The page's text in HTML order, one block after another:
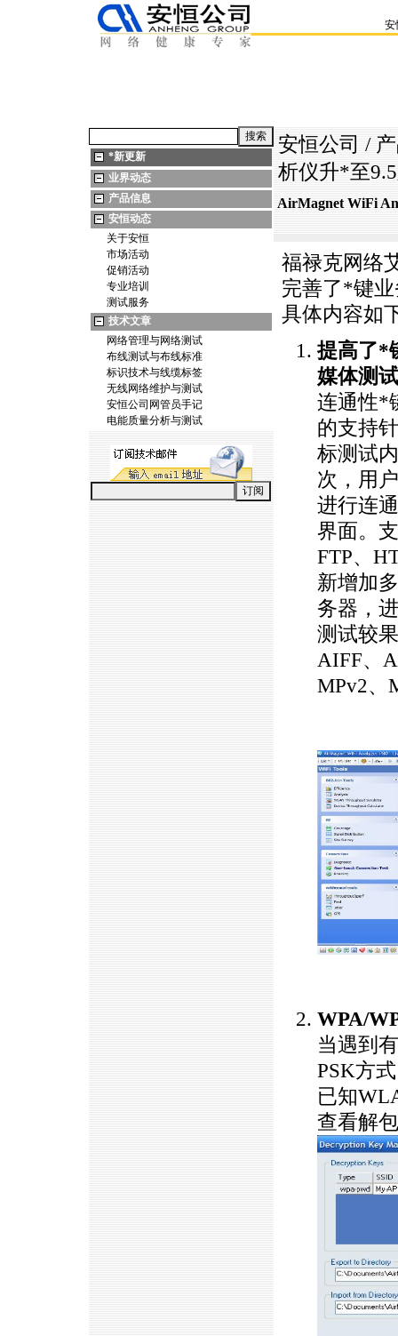
安
*新更新
业界动态
产品信息
安恒动态
关于安恒
市场活动
促销活动
专业培训
测试服务
技术文章
网络管理与网络测试
布线测试与布线标准
标识技术与线缆标签
无线网络维护与测试
安恒公司网管员手记
电能质量分析与测试
安恒公司 /
析仪升*至
AirMagnet WiFi
福禄克网络
完善了*键
具体内容如
提高了*
媒体测试
连通性*
的支持
标测试
次，用
进行连
界面。
FTP、
新增加
务器，
测试较
AIFF、
MPv2、
WPA/
当遇到
PSK方
已知
查看解